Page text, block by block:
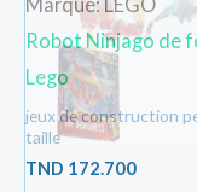
Robot Ninjago de
Lego
jeux de construction
taille
TND 172.700